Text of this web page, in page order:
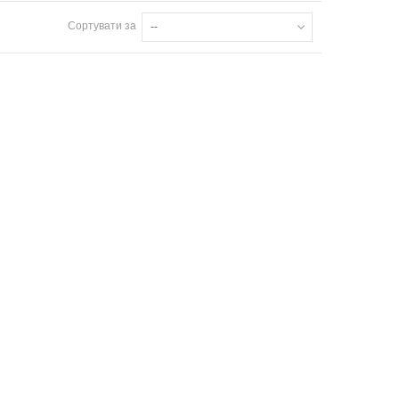
Сортувати за --